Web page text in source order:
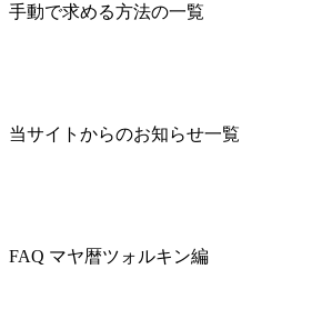
手動で求める方法の一覧
当サイトからのお知らせ一覧
FAQ マヤ暦ツォルキン編